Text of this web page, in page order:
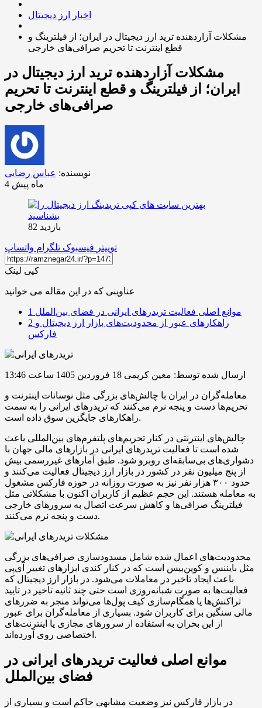
اخبار ارز دیجیتال
مشکلات آزاردهنده ترید ارز دیجیتال در ایران؛ از فیلترینگ و
قطع اینترنت تا تحریم صرافی‌های خارجی
مشکلات آزاردهنده ترید ارز دیجیتال در
ایران؛ از فیلترینگ و قطع اینترنت تا تحریم
صرافی‌های خارجی
نویسنده: عباس رضایی
4 ماه پیش
بازدید 82
توییتر فیسبوک تلگرام واتساپ
کپی لینک
عناوینی که در این مقاله می خوانید
1 موانع اصلی فعالیت تریدرهای ایرانی در فضای بین‌الملل
2
فارکس
ارسال شده توسط: معین کریمی 18 فروردین 1405 ساعت 13:46
معامله‌گران در ایران با چالش‌های بزرگی مثل نوسانات اینترنت و
تحریم‌ها دست و پنجه نرم می‌کنند که تریدرهای ایرانی را به سمت
راهکارهای جایگزین سوق داده است.
چالش‌های اینترنتی در کنار تحریم‌های پلتفرم‌های بین‌المللی باعث
شده است تا فعالیت تریدرهای ایرانی در بازارهای مالی جهان با
دشواری‌های بی‌سابقه‌ای روبرو شود. طبق آمارهای غیررسمی بیش
از پنج میلیون نفر در کشور در بازار ارز دیجیتال فعالیت می‌کنند و
حدود ۳۰۰ هزار نفر نیز به صورت روزانه در حوزه فارکس مشغول
به معامله هستند. این حجم عظیم از کاربران اکنون با مشکلاتی مثل
فیلترینگ صرافی‌ها و کاهش سرعت اتصال به سرورهای خارجی
دست و پنجه نرم می‌کنند.
محدودیت‌های اعمال شده شامل مسدودسازی صرافی‌های بزرگی
مثل بایننس و کوین‌بیس است که در کنار کندی ابزارهای تغییر آی‌پی
باعث ایجاد تاخیر در معاملات می‌شود. در بازار ارز دیجیتال که
فعالیت‌ها به صورت شبانه‌روزی است حتی چند ثانیه تاخیر در تایید
تراکنش‌ها یا همگام‌سازی کیف پول‌ها می‌تواند منجر به ضررهای
مالی سنگین برای کاربران شود. بسیاری از معامله‌گران برای عبور
از این بحران به استفاده از سرورهای مجازی یا اینترنت‌های
اختصاصی روی آورده‌اند.
موانع اصلی فعالیت تریدرهای ایرانی در
فضای بین‌الملل
در بازار فارکس نیز وضعیت مشابهی حاکم است و بسیاری از